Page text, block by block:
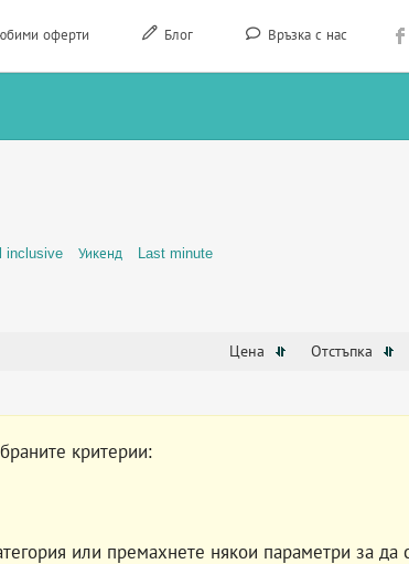
оферти Блог Връзка с нас
inclusive Уикенд Last minute
Цена Отстъпка
критерии:
или премахнете някои параметри за да